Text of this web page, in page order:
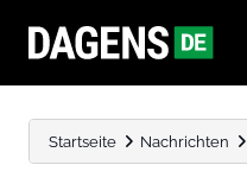
Startseite Nachrichten